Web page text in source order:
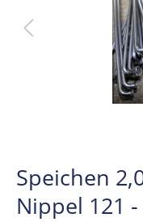
Speichen
Nippel 121